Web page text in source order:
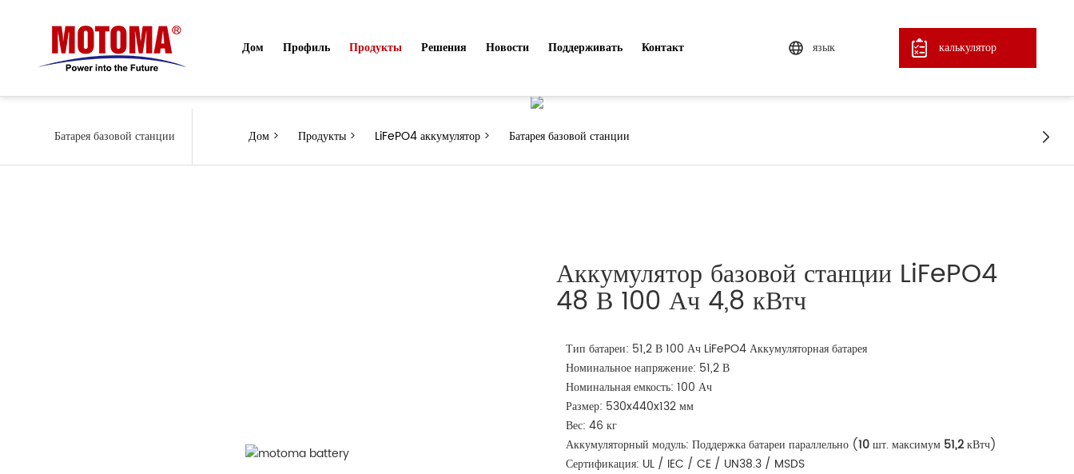
Дом Профиль Продукты Решения Новости Поддерживать Контакт язык калькулятор
Продукты
Батарея базовой станции Дом > Продукты > LiFePO4 аккумулятор > Батарея базовой станции 
Аккумулятор базовой станции LiFePO4
48 В 100 Ач 4,8 кВтч
Тип батареи: 51,2 В 100 Ач LiFePO4 Аккумуляторная батарея
Номинальное напряжение: 51,2 В
Номинальная емкость: 100 Ач
Размер: 530x440x132 мм
Вес: 46 кг
Аккумуляторный модуль: Поддержка батареи параллельно (10шт. максимум 51,2кВтч)
Сертификация: UL / IEC / CE / UN38.3 / MSDS